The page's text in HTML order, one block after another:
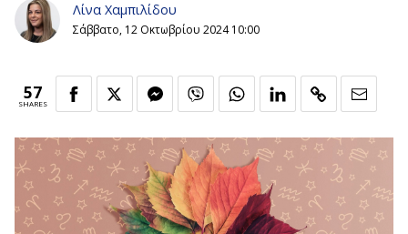
Λίνα Χαμπιλίδου
Σάββατο, 12 Οκτωβρίου 2024 10:00
57
SHARES